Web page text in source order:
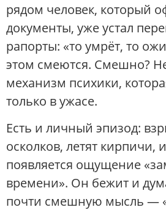
рядом человек, который
документы, уже устал
рапорты: «то умрёт, то
этом смеются. Смешно?
механизм психики,
только в ужасе.
Есть и личный эпизод:
осколков, летят кирпичи,
появляется ощущение
времени». Он бежит и
почти смешную мысль —